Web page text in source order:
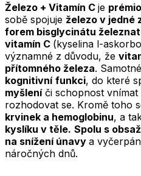
Železo + Vitamín C je
sobě spojuje železo v jedné
forem bisglycinátu
vitamín C (kyselina l-
významné z důvodu, že
přítomného železa.
kognitivní funkci, do které
myšleníči schopnost vnímat
rozhodovat se. Kromě toho
krvinek a hemoglobinu, a
kyslíku v těle. Spolu s
na snížení únavy a
náročných dnů.